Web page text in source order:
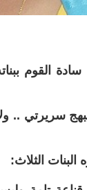
ببناته
سريرتي ..
الثلاث: